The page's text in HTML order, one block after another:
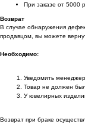
При заказе от 5000
Возврат
В случае обнаружения
продавцом, вы можете
Необходимо:
Уведомить
Товар не должен
У ювелирных
Возврат при браке